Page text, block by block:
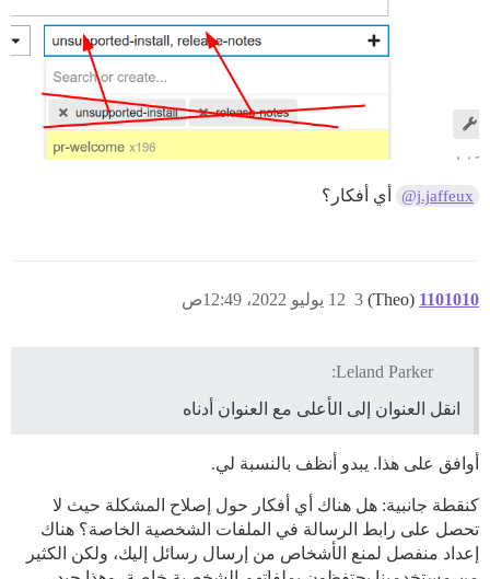
@j.jaffeux أي أفكار؟
1101010
(Theo) 12 يوليو 2022، 12:49ص 3
Leland Parker:
انقل العنوان إلى الأعلى مع العنوان أدناه
أوافق على هذا. يبدو أنظف بالنسبة لي.
كنقطة جانبية: هل هناك أي أفكار حول إصلاح المشكلة حيث لا
تحصل على رابط الرسالة في الملفات الشخصية الخاصة؟ هناك
إعداد منفصل لمنع الأشخاص من إرسال رسائل إليك، ولكن الكثير